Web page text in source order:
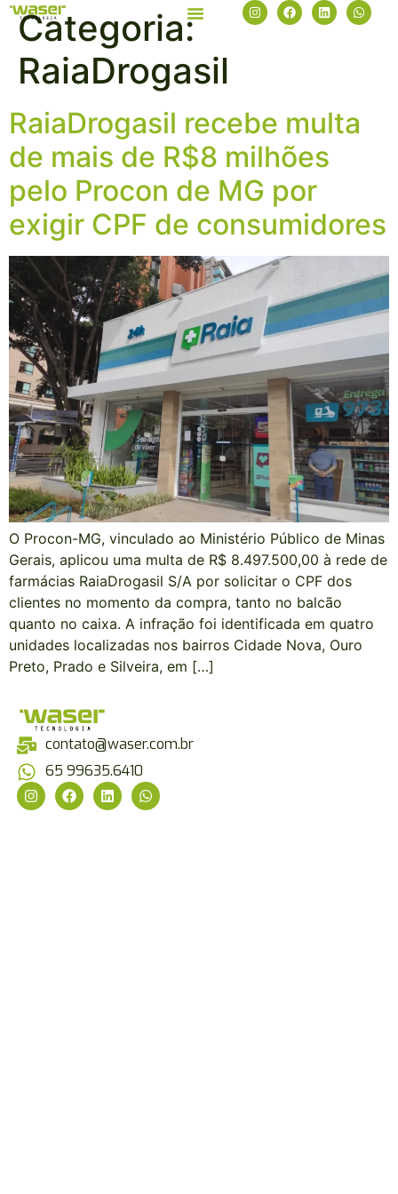
Categoria:
RaiaDrogasil
RaiaDrogasil recebe multa
de mais de R$8 milhões
pelo Procon de MG por
exigir CPF de consumidores
O Procon-MG, vinculado ao Ministério Público de Minas
Gerais, aplicou uma multa de R$ 8.497.500,00 à rede de
farmácias RaiaDrogasil S/A por solicitar o CPF dos
clientes no momento da compra, tanto no balcão
quanto no caixa. A infração foi identificada em quatro
unidades localizadas nos bairros Cidade Nova, Ouro
Preto, Prado e Silveira, em […]
contato@waser.com.br
65 99635.6410